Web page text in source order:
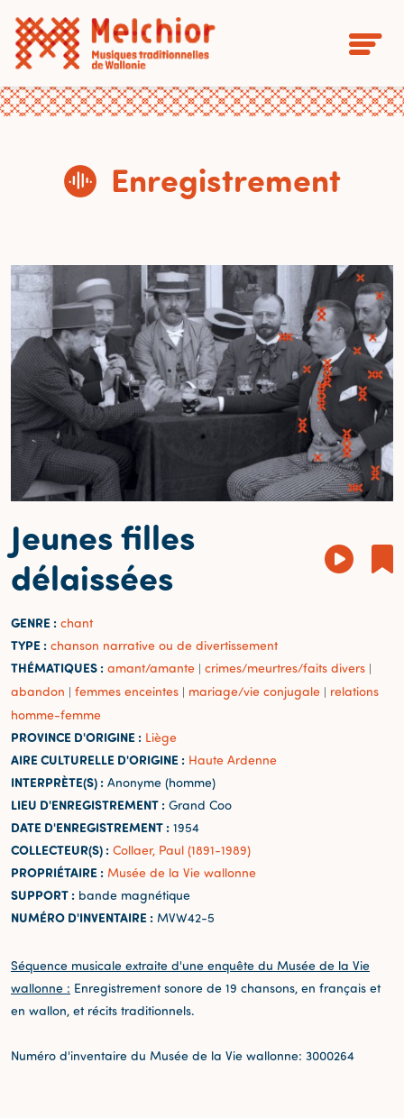
Enregistrement
Jeunes filles
délaissées
GENRE : chant
TYPE : chanson narrative ou de divertissement
THÉMATIQUES : amant/amante | crimes/meurtres/faits divers |
abandon | femmes enceintes | mariage/vie conjugale | relations
homme-femme
PROVINCE D'ORIGINE : Liège
AIRE CULTURELLE D'ORIGINE : Haute Ardenne
INTERPRÈTE(S) : Anonyme (homme)
LIEU D'ENREGISTREMENT : Grand Coo
DATE D'ENREGISTREMENT : 1954
COLLECTEUR(S) : Collaer, Paul (1891-1989)
PROPRIÉTAIRE : Musée de la Vie wallonne
SUPPORT : bande magnétique
NUMÉRO D'INVENTAIRE : MVW42-5
Séquence musicale extraite d'une enquête du Musée de la Vie
wallonne : Enregistrement sonore de 19 chansons, en français et
en wallon, et récits traditionnels.
Numéro d'inventaire du Musée de la Vie wallonne: 3000264